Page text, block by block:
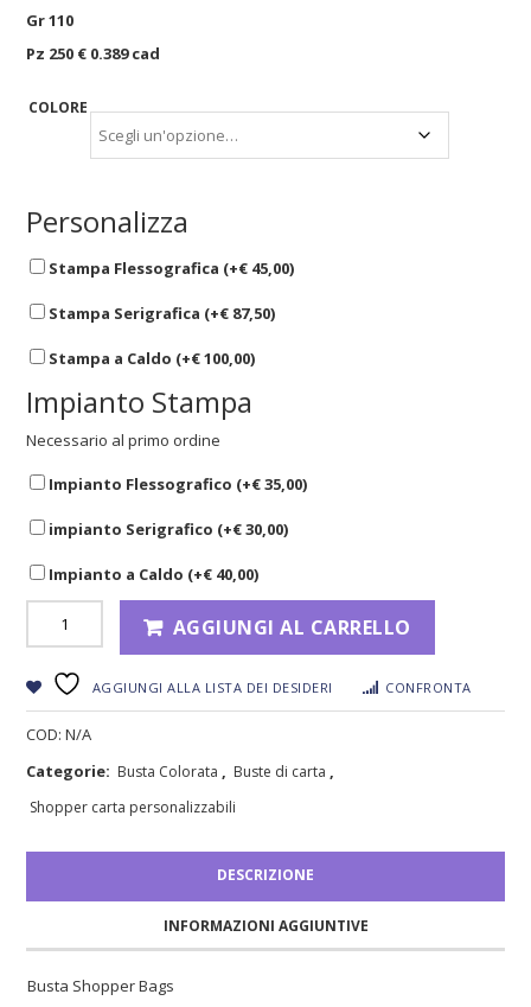
Gr 110
Pz 250 € 0.389 cad
COLORE
Personalizza
Stampa Flessografica (+€ 45,00)
Stampa Serigrafica (+€ 87,50)
Stampa a Caldo (+€100,00)
Impianto Stampa
Necessario al primo ordine
Impianto Flessografico (+€35,00)
impianto Serigrafico (+€30,00)
Impianto a Caldo (+€ 40,00)
AGGIUNGI AL CARRELLO
AGGIUNGI ALLA LISTA DEI DESIDERI CONFRONTA
COD: N/A
Categorie: Busta Colorata , Buste di carta ,
Shopper carta personalizzabili
DESCRIZIONE
INFORMAZIONI AGGIUNTIVE
Busta Shopper Bags